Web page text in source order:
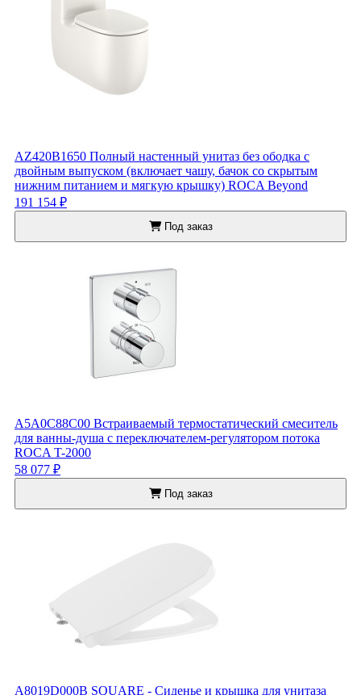
AZ420B1650 Полный настенный унитаз без ободка с
двойным выпуском (включает чашу, бачок со скрытым
нижним питанием и мягкую крышку) ROCA Beyond
191 154 ₽
Под заказ
A5A0C88C00 Встраиваемый термостатический смеситель
для ванны-душа с переключателем-регулятором потока
ROCA T-2000
58 077 ₽
Под заказ
A8019D000B SQUARE - Сиденье и крышка для унитаза